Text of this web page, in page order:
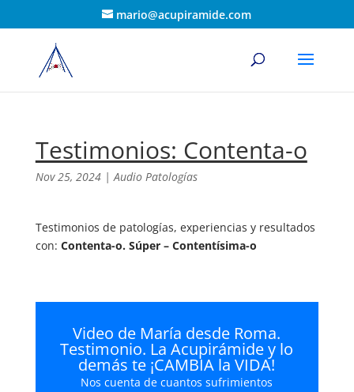
mario@acupiramide.com
Testimonios: Contenta-o
Nov 25, 2024|Audio Patologías
Testimonios de patologías, experiencias y resultados
con: Contenta-o. Súper – Contentísima-o
Video de María desde Roma.
Testimonio. La Acupirámide y lo
demás te ¡CAMBIA la VIDA!
Nos cuenta de cuantos sufrimientos